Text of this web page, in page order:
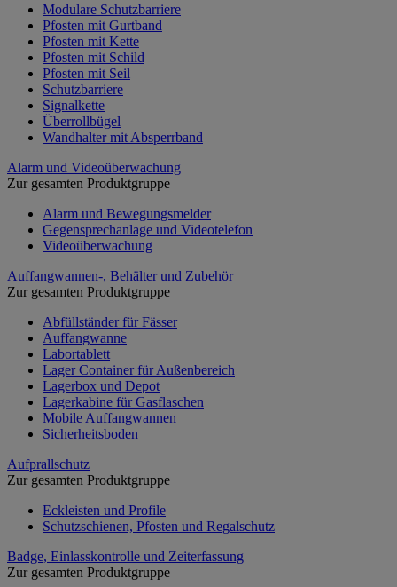
Modulare Schutzbarriere
Pfosten mit Gurtband
Pfosten mit Kette
Pfosten mit Schild
Pfosten mit Seil
Schutzbarriere
Signalkette
Überrollbügel
Wandhalter mit Absperrband
Alarm und Videoüberwachung
Zur gesamten Produktgruppe
Alarm und Bewegungsmelder
Gegensprechanlage und Videotelefon
Videoüberwachung
Auffangwannen-, Behälter und Zubehör
Zur gesamten Produktgruppe
Abfüllständer für Fässer
Auffangwanne
Labortablett
Lager Container für Außenbereich
Lagerbox und Depot
Lagerkabine für Gasflaschen
Mobile Auffangwannen
Sicherheitsboden
Aufprallschutz
Zur gesamten Produktgruppe
Eckleisten und Profile
Schutzschienen, Pfosten und Regalschutz
Badge, Einlasskontrolle und Zeiterfassung
Zur gesamten Produktgruppe